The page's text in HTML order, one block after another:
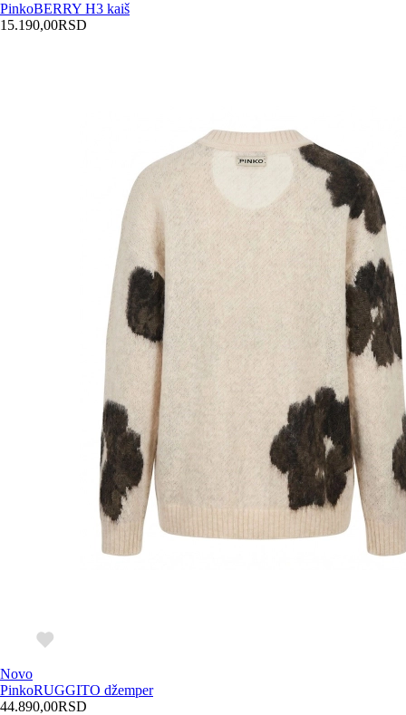
PinkoBERRY H3 kaiš
15.190,00RSD
Novo
PinkoRUGGITO džemper
44.890,00RSD